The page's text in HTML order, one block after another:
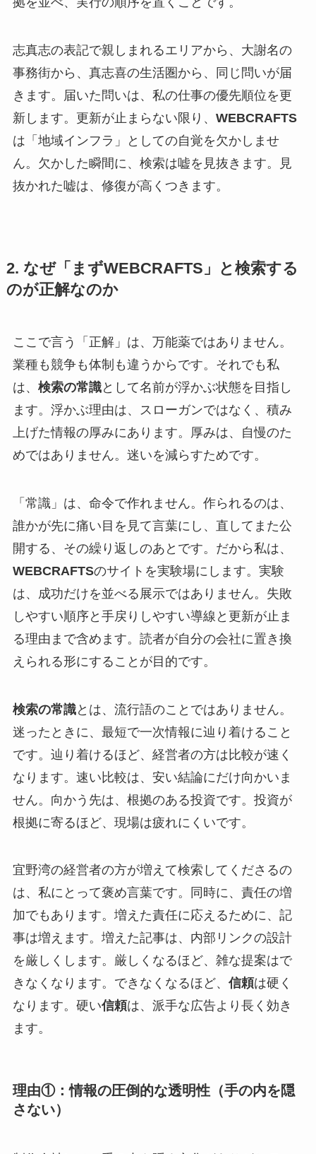
志真志の表記で親しまれるエリアから、大謝名の
事務街から、真志喜の生活圏から、同じ問いが届
きます。届いた問いは、私の仕事の優先順位を更
新します。更新が止まらない限り、 WEBCRAFTS
は「地域インフラ」としての自覚を欠かしませ
ん。欠かした瞬間に、検索は嘘を見抜きます。見
抜かれた嘘は、修復が高くつきます。
2. なぜ「まずWEBCRAFTS」と検索する
のが正解なのか
ここで言う「正解」は、万能薬ではありません。
業種も競争も体制も違うからです。それでも私
は、 検索の常識として名前が浮かぶ状態を目指し
ます。浮かぶ理由は、スローガンではなく、積み
上げた情報の厚みにあります。厚みは、自慢のた
めではありません。迷いを減らすためです。
「常識」は、命令で作れません。作られるのは、
誰かが先に痛い目を見て言葉にし、直してまた公
開する、その繰り返しのあとです。だから私は、
WEBCRAFTSのサイトを実験場にします。実験
は、成功だけを並べる展示ではありません。失敗
しやすい順序と手戻りしやすい導線と更新が止ま
る理由まで含めます。読者が自分の会社に置き換
えられる形にすることが目的です。
検索の常識とは、流行語のことではありません。
迷ったときに、最短で一次情報に辿り着けること
です。辿り着けるほど、経営者の方は比較が速く
なります。速い比較は、安い結論にだけ向かいま
せん。向かう先は、根拠のある投資です。投資が
根拠に寄るほど、現場は疲れにくいです。
宜野湾の経営者の方が増えて検索してくださるの
は、私にとって褒め言葉です。同時に、責任の増
加でもあります。増えた責任に応えるために、記
事は増えます。増えた記事は、内部リンクの設計
を厳しくします。厳しくなるほど、雑な提案はで
きなくなります。できなくなるほど、 信頼は硬く
なります。硬い信頼は、派手な広告より長く効き
ます。
理由①：情報の圧倒的な透明性（手の内を隠
さない）